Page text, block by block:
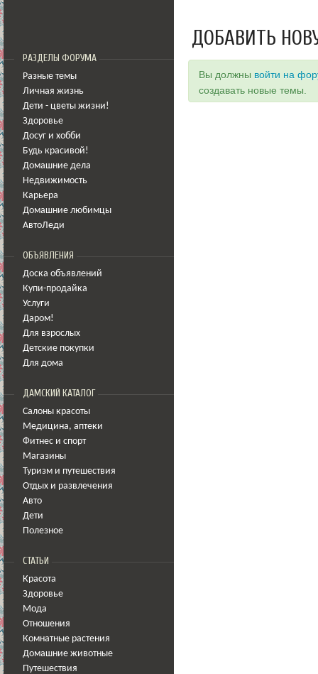
РАЗДЕЛЫ ФОРУМА
Разные темы
Личная жизнь
Дети - цветы жизни!
Здоровье
Досуг и хобби
Будь красивой!
Домашние дела
Недвижимость
Карьера
Домашние любимцы
АвтоЛеди
ОБЪЯВЛЕНИЯ
Доска объявлений
Купи-продайка
Услуги
Даром!
Для взрослых
Детские покупки
Для дома
ДАМСКИЙ КАТАЛОГ
Салоны красоты
Медицина, аптеки
Фитнес и спорт
Магазины
Туризм и путешествия
Отдых и развлечения
Авто
Дети
Полезное
СТАТЬИ
Красота
Здоровье
Мода
Отношения
Комнатные растения
Домашние животные
Путешествия
ДОБАВИТЬ
Вы должны войти на
создавать новые темы.